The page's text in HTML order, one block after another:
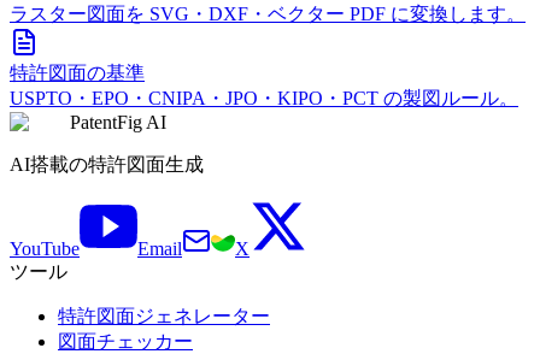
ラスター図面を SVG・DXF・ベクター PDF に変換します。
特許図面の基準
USPTO・EPO・CNIPA・JPO・KIPO・PCT の製図ルール。
PatentFig AI
AI搭載の特許図面生成
YouTube Email
X
ツール
特許図面ジェネレーター
図面チェッカー